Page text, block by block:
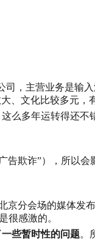
，主营业务是输
、文化比较多元，
这么多年运转得还不
告欺诈”），所以
京分会场的媒体
很感激的。
些暂时性的问题。